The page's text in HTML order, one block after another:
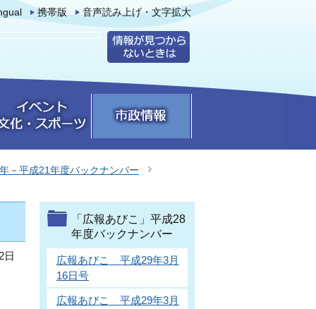
携帯版 音声読み上げ・文字拡大
－平成21年度バックナンバー
日
「広報あびこ」平成28
年度バックナンバー
広報あびこ 平成29年3月
16日号
広報あびこ 平成29年3月